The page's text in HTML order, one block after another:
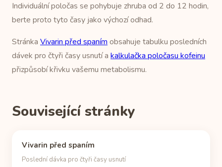
Individuální poločas se pohybuje zhruba od 2 do 12 hodin,
berte proto tyto časy jako výchozí odhad.
Stránka Vivarin před spaním obsahuje tabulku posledních
dávek pro čtyři časy usnutí a kalkulačka poločasu kofeinu
přizpůsobí křivku vašemu metabolismu.
Související stránky
Vivarin před spaním
Poslední dávka pro čtyři časy usnutí